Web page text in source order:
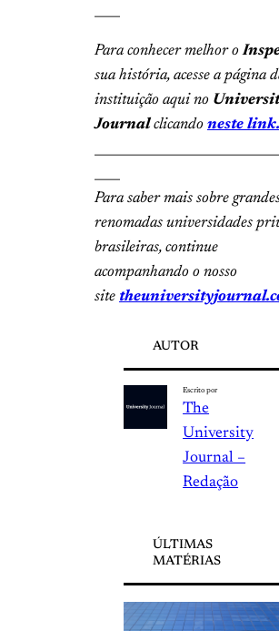
Para conhecer melhor o
sua história, acesse a página
instituição aqui no
Journalclicando neste link.
Para saber mais sobre
renomadas universidades
brasileiras, continue
acompanhando o nosso
site
AUTOR
Escrito por
The
University
Journal –
Redação
ÚLTIMAS
MATÉRIAS